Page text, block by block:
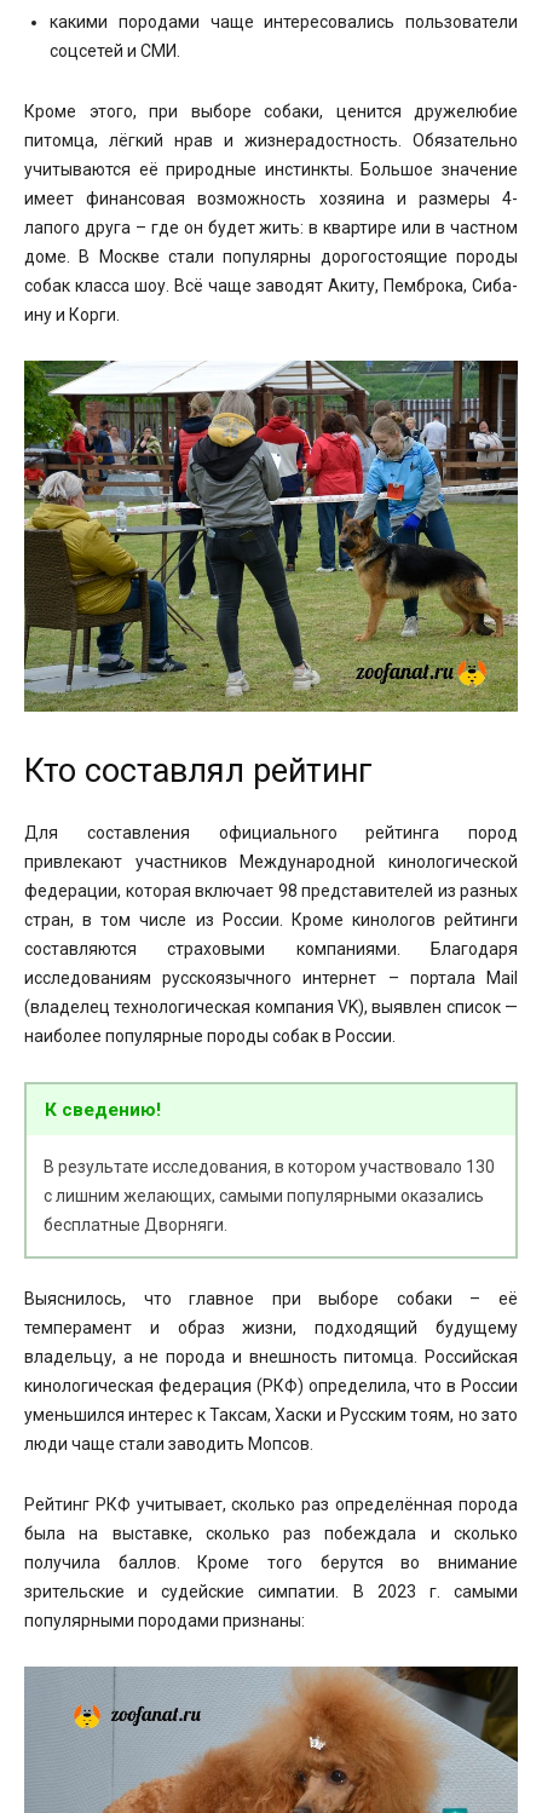
какими породами чаще интересовались пользователи
соцсетей и СМИ.
Кроме этого, при выборе собаки, ценится дружелюбие
питомца, лёгкий нрав и жизнерадостность. Обязательно
учитываются её природные инстинкты. Большое значение
имеет финансовая возможность хозяина и размеры 4-
лапого друга – где он будет жить: в квартире или в частном
доме. В Москве стали популярны дорогостоящие породы
собак класса шоу. Всё чаще заводят Акиту, Пемброка, Сиба-
ину и Корги.
Кто составлял рейтинг
Для составления официального рейтинга пород
привлекают участников Международной кинологической
федерации, которая включает 98 представителей из разных
стран, в том числе из России. Кроме кинологов рейтинги
составляются страховыми компаниями. Благодаря
исследованиям русскоязычного интернет – портала Mail
(владелец технологическая компания VK), выявлен список —
наиболее популярные породы собак в России.
К сведению!
В результате исследования, в котором участвовало 130
с лишним желающих, самыми популярными оказались
бесплатные Дворняги.
Выяснилось, что главное при выборе собаки – её
темперамент и образ жизни, подходящий будущему
владельцу, а не порода и внешность питомца. Российская
кинологическая федерация (РКФ) определила, что в России
уменьшился интерес к Таксам, Хаски и Русским тоям, но зато
люди чаще стали заводить Мопсов.
Рейтинг РКФ учитывает, сколько раз определённая порода
была на выставке, сколько раз побеждала и сколько
получила баллов. Кроме того берутся во внимание
зрительские и судейские симпатии. В 2023 г. самыми
популярными породами признаны: